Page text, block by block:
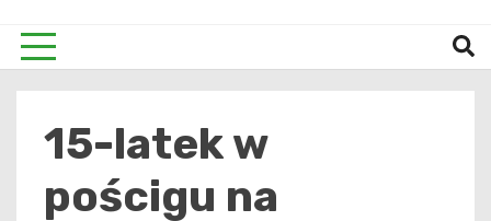
15-latek w
pościgu na